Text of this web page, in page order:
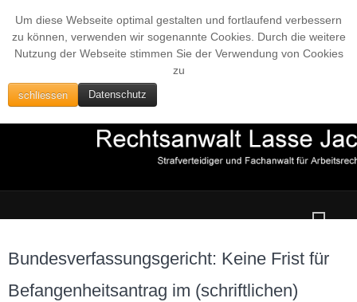
Um diese Webseite optimal gestalten und fortlaufend verbessern
zu können, verwenden wir sogenannte Cookies. Durch die weitere
Nutzung der Webseite stimmen Sie der Verwendung von Cookies
zu
schliessen Datenschutz
Bundesverfassungsgericht: Keine Frist für
Befangenheitsantrag im (schriftlichen)